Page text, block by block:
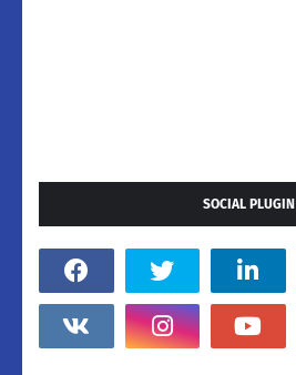
SOCIAL PLUGIN